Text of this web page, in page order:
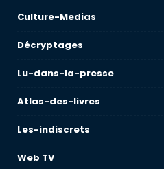
Culture-Medias
Décryptages
Lu-dans-la-presse
Atlas-des-livres
Les-indiscrets
Web TV